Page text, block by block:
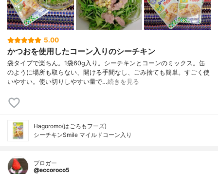
5.00
かつおを使用したコーン入りのシーチキン
袋タイプで楽ちん。1袋60g入り。シーチキンとコーンのミックス。缶
のように場所も取らない、開ける手間なし、ごみ捨ても簡単。すごく使
いやすい。使い切りしやすい量で…続きを見る
Hagoromo(はごろもフーズ)
シーチキンSmile マイルドコーン入り
ブロガー
@eccoroco5